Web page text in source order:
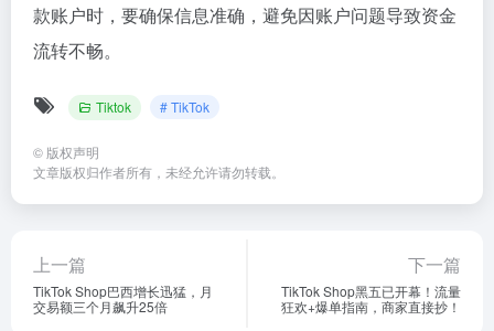
款账户时，要确保信息准确，避免因账户问题导致资金
流转不畅。
Tiktok # TikTok
© 版权声明
文章版权归作者所有，未经允许请勿转载。
上一篇
TikTok Shop巴西增长迅猛，月
交易额三个月飙升25倍
下一篇
TikTok Shop黑五已开幕！流量
狂欢+爆单指南，商家直接抄！